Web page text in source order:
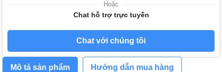
Hoặc
Chat hỗ trợ trực tuyến
Chat với chúng tôi
Mô tả sản phẩm Hướng dẫn mua hàng